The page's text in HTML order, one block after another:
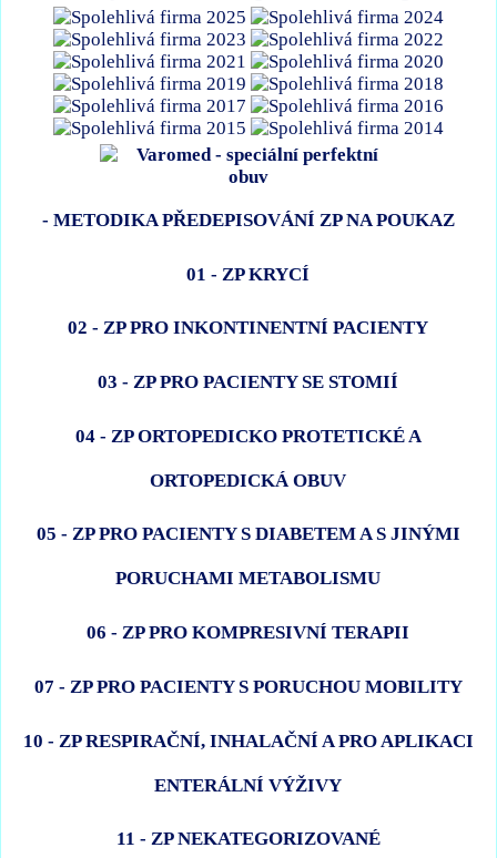
- METODIKA PŘEDEPISOVÁNÍ ZP NA POUKAZ
01 - ZP KRYCÍ
02 - ZP PRO INKONTINENTNÍ PACIENTY
03 - ZP PRO PACIENTY SE STOMIÍ
04 - ZP ORTOPEDICKO PROTETICKÉ A
ORTOPEDICKÁ OBUV
05 - ZP PRO PACIENTY S DIABETEM A S JINÝMI
PORUCHAMI METABOLISMU
06 - ZP PRO KOMPRESIVNÍ TERAPII
07 - ZP PRO PACIENTY S PORUCHOU MOBILITY
10 - ZP RESPIRAČNÍ, INHALAČNÍ A PRO APLIKACI
ENTERÁLNÍ VÝŽIVY
11 - ZP NEKATEGORIZOVANÉ